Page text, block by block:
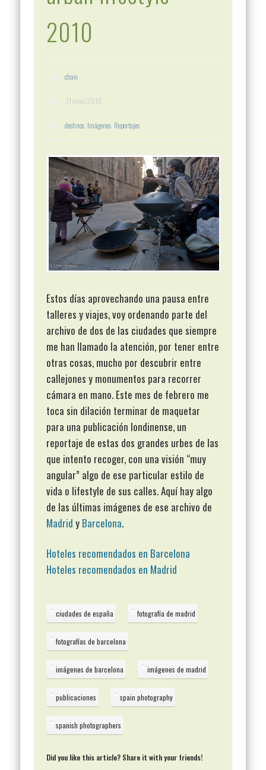
2010
chavi
31 enero 2010
destinos Imágenes Reportajes
Estos días aprovechando una pausa entre
talleres y viajes, voy ordenando parte del
archivo de dos de las ciudades que siempre
me han llamado la atención, por tener entre
otras cosas, mucho por descubrir entre
callejones y monumentos para recorrer
cámara en mano. Este mes de febrero me
toca sin dilación terminar de maquetar
para una publicación londinense, un
reportaje de estas dos grandes urbes de las
que intento recoger, con una visión “muy
angular” algo de ese particular estilo de
vida o lifestyle de sus calles. Aquí hay algo
de las últimas imágenes de ese archivo de
Madrid y Barcelona.
Hoteles recomendados en Barcelona
Hoteles recomendados en Madrid
ciudades de españa fotografía de madrid
fotografías de barcelona
imágenes de barcelona imágenes de madrid
publicaciones spain photography
spanish photographers
Did you like this article? Share it with your friends!